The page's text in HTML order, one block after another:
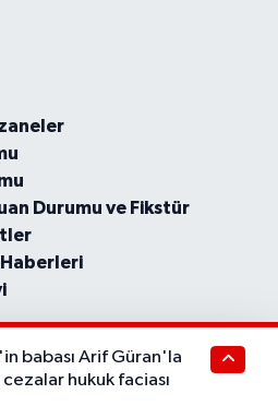
Durumu ve Fikstür
babası Arif Güran'la
hukuk faciası